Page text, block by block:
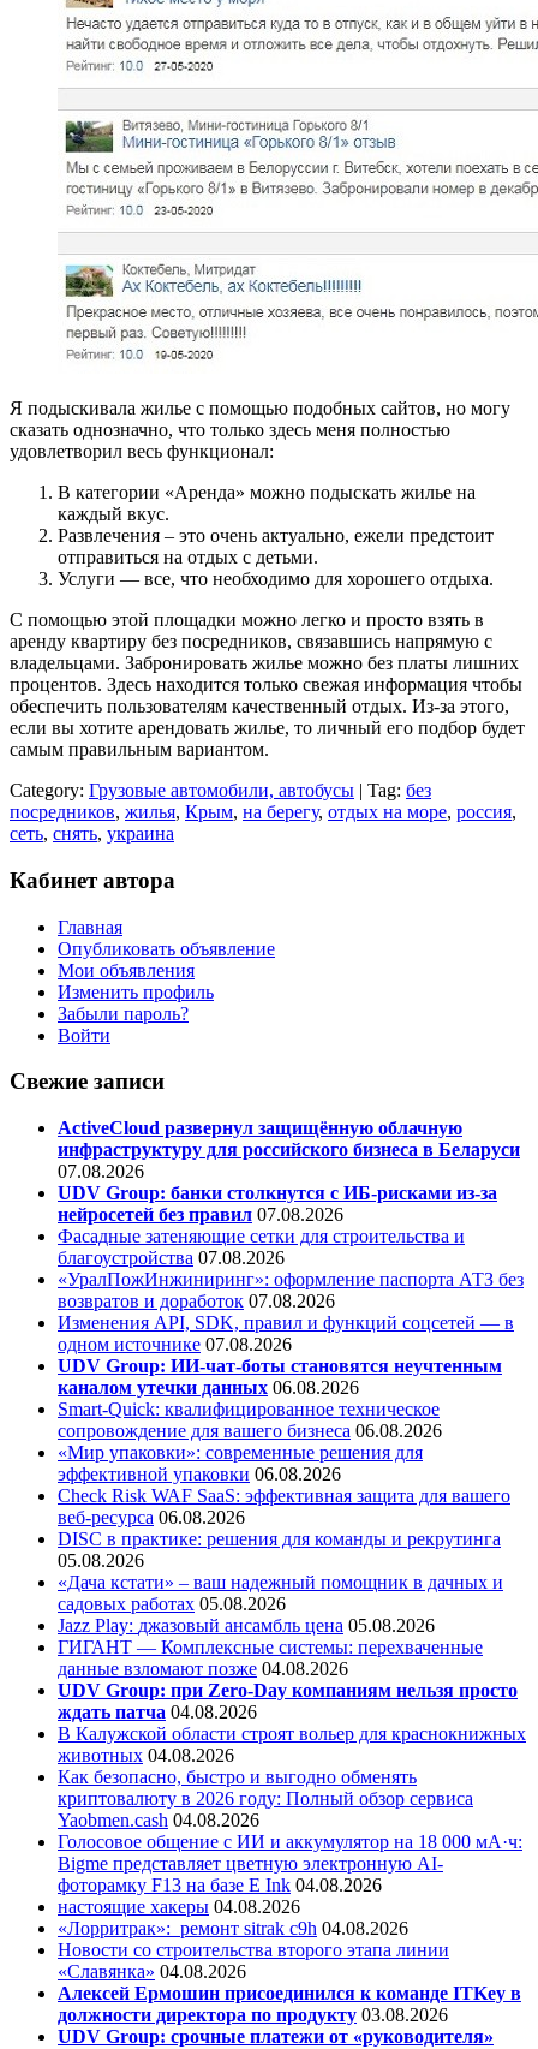
Я подыскивала жилье с помощью подобных сайтов, но могу
сказать однозначно, что только здесь меня полностью
удовлетворил весь функционал:
В категории «Аренда» можно подыскать жилье на
каждый вкус.
Развлечения – это очень актуально, ежели предстоит
отправиться на отдых с детьми.
Услуги — все, что необходимо для хорошего отдыха.
С помощью этой площадки можно легко и просто взять в
аренду квартиру без посредников, связавшись напрямую с
владельцами. Забронировать жилье можно без платы лишних
процентов. Здесь находится только свежая информация чтобы
обеспечить пользователям качественный отдых. Из-за этого,
если вы хотите арендовать жилье, то личный его подбор будет
самым правильным вариантом.
Category: Грузовые автомобили, автобусы | Tag: без
посредников, жилья, Крым, на берегу, отдых на море, россия,
сеть, снять, украина
Кабинет автора
Главная
Опубликовать объявление
Мои объявления
Изменить профиль
Забыли пароль?
Войти
Свежие записи
ActiveCloud развернул защищённую облачную
инфраструктуру для российского бизнеса в Беларуси
07.08.2026
UDV Group: банки столкнутся с ИБ-рисками из-за
нейросетей без правил 07.08.2026
Фасадные затеняющие сетки для строительства и
благоустройства 07.08.2026
«УралПожИнжиниринг»: оформление паспорта АТЗ без
возвратов и доработок 07.08.2026
Изменения API, SDK, правил и функций соцсетей — в
одном источнике 07.08.2026
UDV Group: ИИ-чат-боты становятся неучтенным
каналом утечки данных 06.08.2026
Smart-Quick: квалифицированное техническое
сопровождение для вашего бизнеса 06.08.2026
«Мир упаковки»: современные решения для
эффективной упаковки 06.08.2026
Check Risk WAF SaaS: эффективная защита для вашего
веб-ресурса 06.08.2026
DISC в практике: решения для команды и рекрутинга
05.08.2026
«Дача кстати» – ваш надежный помощник в дачных и
садовых работах 05.08.2026
Jazz Play: джазовый ансамбль цена 05.08.2026
ГИГАНТ — Комплексные системы: перехваченные
данные взломают позже 04.08.2026
UDV Group: при Zero-Day компаниям нельзя просто
ждать патча 04.08.2026
В Калужской области строят вольер для краснокнижных
животных 04.08.2026
Как безопасно, быстро и выгодно обменять
криптовалюту в 2026 году: Полный обзор сервиса
Yaobmen.cash 04.08.2026
Голосовое общение с ИИ и аккумулятор на 18 000 мА·ч:
Bigme представляет цветную электронную AI-
фоторамку F13 на базе E Ink 04.08.2026
настоящие хакеры 04.08.2026
«Лорритрак»: ремонт sitrak c9h 04.08.2026
Новости со строительства второго этапа линии
«Славянка» 04.08.2026
Алексей Ермошин присоединился к команде ITKey в
должности директора по продукту 03.08.2026
UDV Group: срочные платежи от «руководителя»